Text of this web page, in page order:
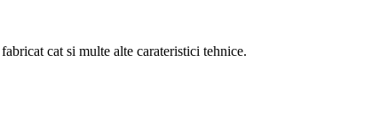
cat si multe alte carateristici tehnice.